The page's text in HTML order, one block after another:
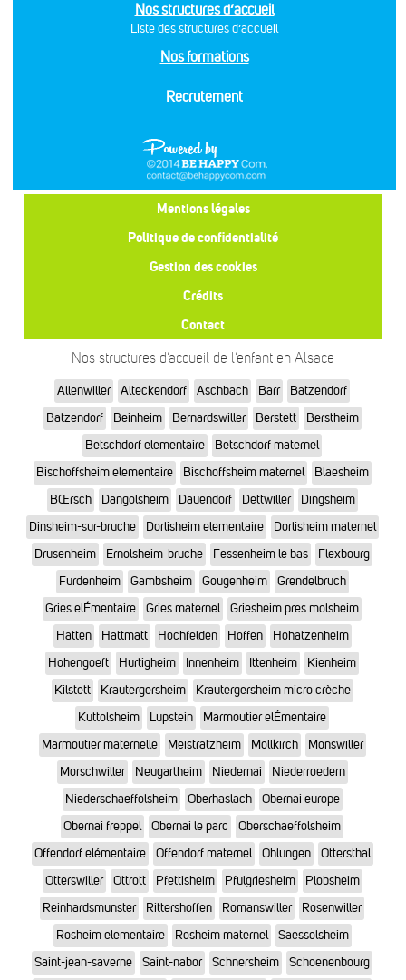
Nos structures d’accueil
Liste des structures d’accueil
Nos formations
Recrutement
Mentions légales
Politique de confidentialité
Gestion des cookies
Crédits
Contact
Nos structures d’accueil de l’enfant en Alsace
Allenwiller Alteckendorf Aschbach Barr
Batzendorf
Batzendorf
Beinheim Bernardswiller Berstett
Berstheim
Betschdorf elementaire
Betschdorf maternel
Bischoffsheim elementaire
Bischoffsheim maternel
Blaesheim
BŒrsch
Dangolsheim Dauendorf Dettwiller
Dingsheim
Dinsheim-sur-bruche
Dorlisheim elementaire
Dorlisheim maternel
Drusenheim
Ernolsheim-bruche Fessenheim le bas
Flexbourg
Furdenheim
Gambsheim Gougenheim
Grendelbruch
Gries elÉmentaire
Gries maternel
Griesheim pres molsheim
Hatten
Hattmatt Hochfelden Hoffen
Hohatzenheim
Hohengoeft
Hurtigheim Innenheim Ittenheim
Kienheim
Kilstett
Krautergersheim
Krautergersheim micro crèche
Kuttolsheim
Lupstein
Marmoutier elÉmentaire
Marmoutier maternelle
Meistratzheim Mollkirch
Monswiller
Morschwiller
Neugartheim Niedernai
Niederroedern
Niederschaeffolsheim
Oberhaslach
Obernai europe
Obernai freppel
Obernai le parc
Oberschaeffolsheim
Offendorf elémentaire
Offendorf maternel Ohlungen
Ottersthal
Otterswiller
Ottrott Pfettisheim Pfulgriesheim
Plobsheim
Reinhardsmunster
Rittershoffen Romanswiller
Rosenwiller
Rosheim elementaire
Rosheim maternel
Saessolsheim
Saint-jean-saverne
Saint-nabor Schnersheim Schoenenbourg